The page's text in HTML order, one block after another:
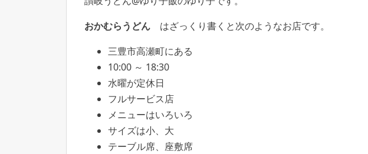
おかむらうどん はざっくり書くと次のようなお店です。
三豊市高瀬町にある
10:00 ～ 18:30
水曜が定休日
フルサービス店
メニューはいろいろ
サイズは小、大
テーブル席、座敷席